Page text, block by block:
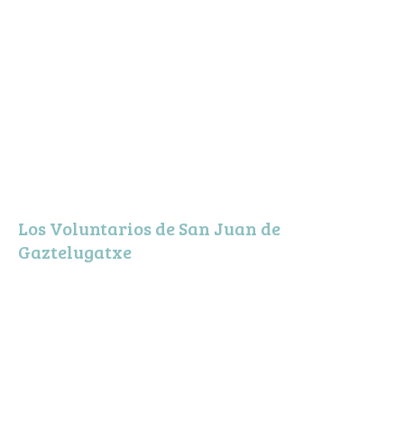
Los Voluntarios de San Juan de
Gaztelugatxe